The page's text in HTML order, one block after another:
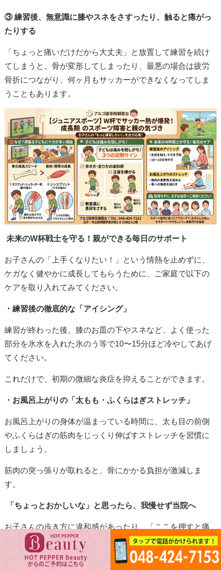
③ 練習後、無意識に膝やスネをさすったり、触ると痛がっ
たりする
「ちょっと痛いだけだから大丈夫」と放置して練習を続け
てしまうと、骨が変形してしまったり、最悪の場合は疲労
骨折につながり、何ヶ月もサッカーができなくなってしま
うこともあります。
未来のW杯戦士を守る！親ができる毎日のサポート
お子さんの「上手くなりたい！」という情熱を止めずに、
ケガなく健やかに成長してもらうために、ご家庭で以下の
ケアを取り入れてみてください。
・練習後の徹底的な「アイシング」
練習が終わった後、膝のお皿の下やスネなど、よく使った
部分を氷水を入れた氷のう等で10〜15分ほど冷やしてあげ
てください。
これだけで、初期の微細な炎症を抑えることができます。
・お風呂上がりの「太もも・ふくらはぎストレッチ」
お風呂上がりの身体が温まっている時間に、太も目の前側
やふくらはぎの筋肉をじっくり伸ばすストレッチを習慣に
しましょう。
筋肉の突っ張りが取れると、骨にかかる負担が激減しま
す。
「ちょっとおかしいな」と思ったら、我慢せず当院へ
お子さんの歩き方に違和感があったり、「ここを押すと痛
い」という場所があったりする場合は、初期の段階で専門
家に相談するのが一番の近道です。